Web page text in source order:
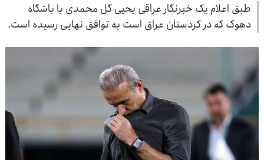
طبق اعلام یک خبرنگار عراقی یحیی گل محمدی با باشگاه
دهوک که در کردستان عراق است به توافق نهایی رسیده است.